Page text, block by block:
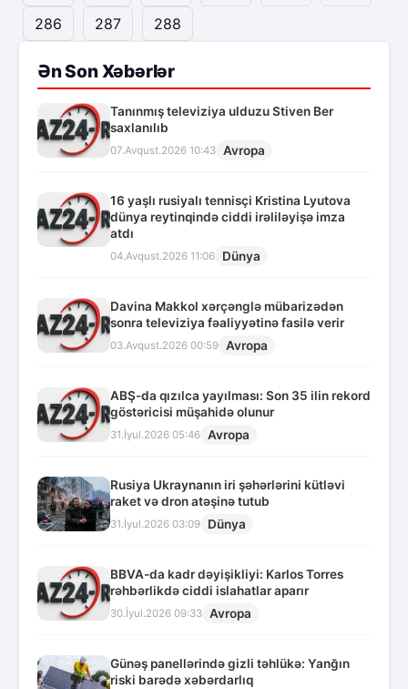
286
287 288
Ən Son Xəbərlər
Tanınmış televiziya ulduzu Stiven Ber
saxlanılıb
07.Avqust.2026 10:43 Avropa
16 yaşlı rusiyalı tennisçi Kristina Lyutova
dünya reytinqində ciddi irəliləyişə imza
atdı
04.Avqust.2026 11:06 Dünya
Davina Makkol xərçənglə mübarizədən
sonra televiziya fəaliyyətinə fasilə verir
03.Avqust.2026 00:59 Avropa
ABŞ-da qızılca yayılması: Son 35 ilin rekord
göstəricisi müşahidə olunur
31.İyul.2026 05:46 Avropa
Rusiya Ukraynanın iri şəhərlərini kütləvi
raket və dron atəşinə tutub
31.İyul.2026 03:09 Dünya
BBVA-da kadr dəyişikliyi: Karlos Torres
rəhbərlikdə ciddi islahatlar aparır
30.İyul.2026 09:33 Avropa
Günəş panellərində gizli təhlükə: Yanğın
riski barədə xəbərdarlıq